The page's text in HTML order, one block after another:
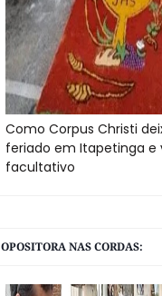
Como Corpus Christi
feriado em Itapetinga e
facultativo
OPOSITORA NAS CORDAS: